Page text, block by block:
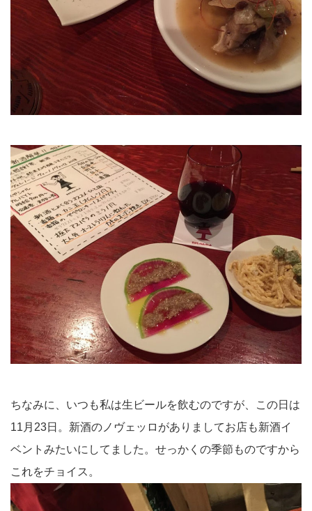
ちなみに、いつも私は生ビールを飲むのですが、この日は
11月23日。新酒のノヴェッロがありましてお店も新酒イ
ベントみたいにしてました。せっかくの季節ものですから
これをチョイス。